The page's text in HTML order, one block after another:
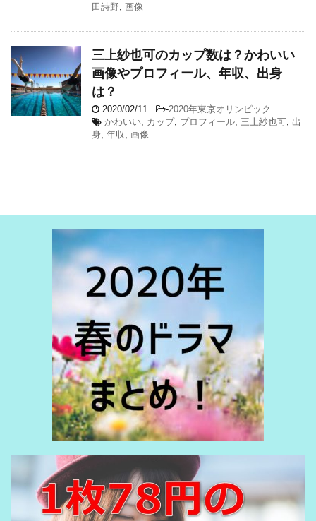
田詩野 画像
三上紗也可のカップ数は？かわいい
画像やプロフィール、年収、出身
は？
2020/02/11 -2020年東京オリンピック
かわいい
カップ, プロフィール 三上紗也可 出
身 年収 画像